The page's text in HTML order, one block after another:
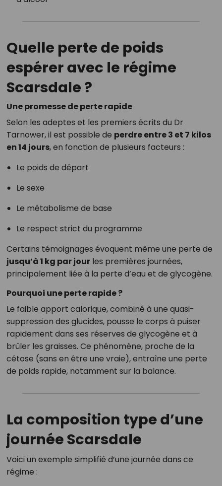
Quelle perte de poids
espérer avec le régime
Scarsdale ?
Une promesse de perte rapide
Selon les adeptes et les premiers écrits du Dr
Tarnower, il est possible de perdre entre 3 et 7 kilos
en 14 jours, en fonction de plusieurs facteurs :
Le poids de départ
Le sexe
Le métabolisme de base
Le respect strict du programme
Certains témoignages évoquent même une perte de
jusqu’à 1 kg par jourles premières journées,
principalement liée à la perte d’eau et de glycogène.
Pourquoi une perte rapide ?
Le faible apport calorique, combiné à une quasi-
suppression des glucides, pousse le corps à puiser
rapidement dans ses réserves de glycogène et à
brûler les graisses. Ce phénomène, proche de la
cétose (sans en être une vraie), entraîne une perte
de poids rapide, notamment sur la balance.
La composition type d’une
journée Scarsdale
Voici un exemple simplifié d’une journée dans ce
régime :